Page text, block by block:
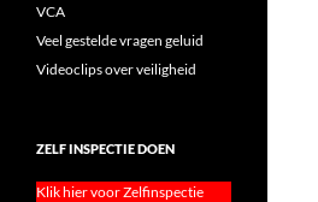
VCA
Veel gestelde vragen geluid
Videoclips over veiligheid
ZELF INSPECTIE DOEN
Klik hier voor Zelfinspectie